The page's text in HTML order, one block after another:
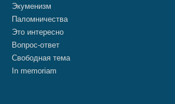
Экуменизм
Паломничества
Это интересно
Вопрос-ответ
Свободная тема
In memoriam